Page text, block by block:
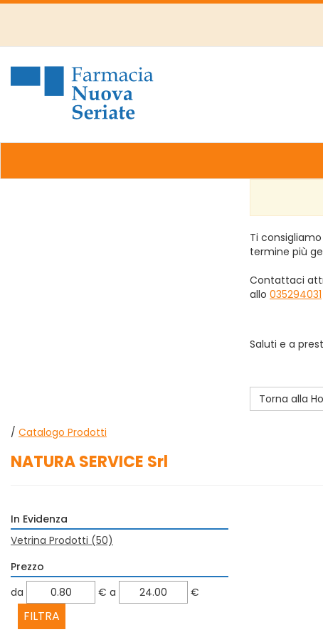
Passa
principale
Farmacia
Nuova
Ti
termine più
Contattaci
allo 035294031
Saluti e a
Torna alla
/ Catalogo Prodotti
NATURA SERVICE Srl
In Evidenza
Vetrina Prodotti (50)
Prezzo
filtra
da
da € filtra
a €